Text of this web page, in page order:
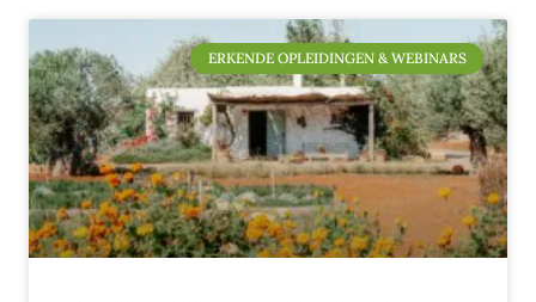
ERKENDE OPLEIDINGEN & WEBINARS